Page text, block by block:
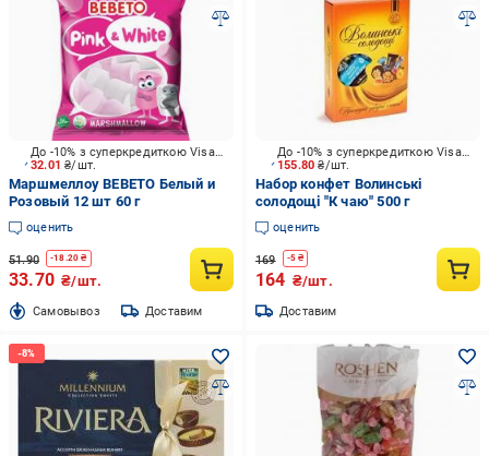
32.01₴/шт.
До -10% з суперкредиткою Visa Вигода
Маршмеллоу BEBETO Белый и
Розовый 12 шт 60 г
оценить
51.90 -18.20 ₴
33.70 ₴/шт.
Cамовывоз Доставим
155.80₴/шт.
До -10% з суперкредиткою Visa Вигода
Набор конфет Волинські
солодощі "К чаю" 500 г
оценить
169 -5₴
164 ₴/шт.
Доставим